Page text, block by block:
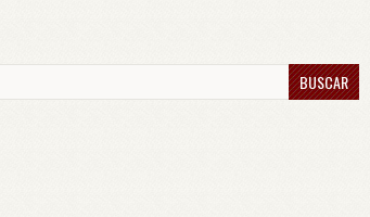
BUSCAR